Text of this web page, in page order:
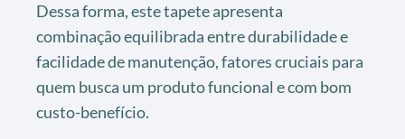
Dessa forma, este tapete apresenta
combinação equilibrada entre durabilidade e
facilidade de manutenção, fatores cruciais para
quem busca um produto funcional e com bom
custo-benefício.